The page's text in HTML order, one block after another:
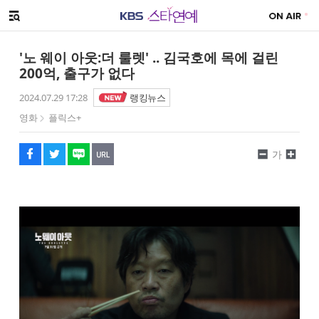
메뉴 열기
'노 웨이 아웃:더 룰렛' .. 김국호에 목에 걸린
200억, 출구가 없다
2024.07.29 17:28
랭킹뉴스
영화
플릭스+
페이스북
트위터
네이버
URL복사
글씨 작게보기
가
글씨 크게보기
해시태그